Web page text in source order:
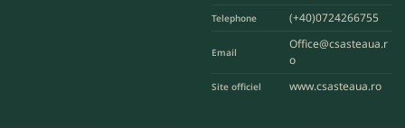
Telephone (+40)0724266755
Email
Office@csasteaua.r
o
Site officiel www.csasteaua.ro